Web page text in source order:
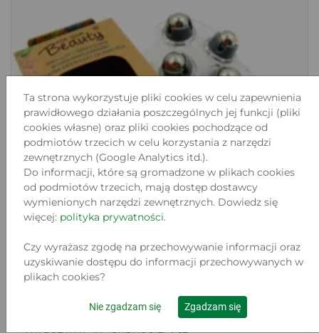
ROLKOWY
Ta strona wykorzystuje pliki cookies w celu zapewnienia
prawidłowego działania poszczególnych jej funkcji (pliki
cookies własne) oraz pliki cookies pochodzące od
podmiotów trzecich w celu korzystania z narzędzi
zewnętrznych (Google Analytics itd.).
Do informacji, które są gromadzone w plikach cookies
od podmiotów trzecich, mają dostęp dostawcy
wymienionych narzędzi zewnętrznych. Dowiedz się
więcej: polityka prywatności.
Czy wyrażasz zgodę na przechowywanie informacji oraz
uzyskiwanie dostępu do informacji przechowywanych w
plikach cookies?
Nie zgadzam się Zgadzam się